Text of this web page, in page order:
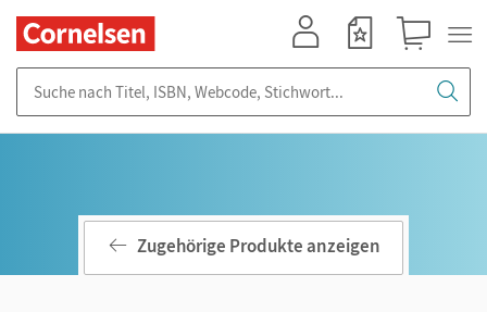
Zugehörige Produkte anzeigen